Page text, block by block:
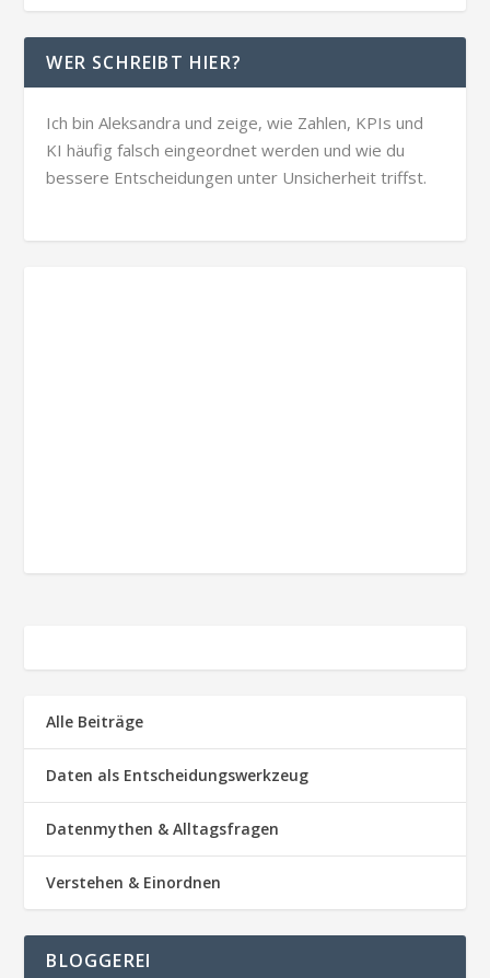
WER SCHREIBT HIER?
Ich bin Aleksandra und zeige, wie Zahlen, KPIs und
KI häufig falsch eingeordnet werden und wie du
bessere Entscheidungen unter Unsicherheit triffst.
Alle Beiträge
Daten als Entscheidungswerkzeug
Datenmythen & Alltagsfragen
Verstehen & Einordnen
BLOGGEREI